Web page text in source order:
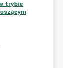
trybie